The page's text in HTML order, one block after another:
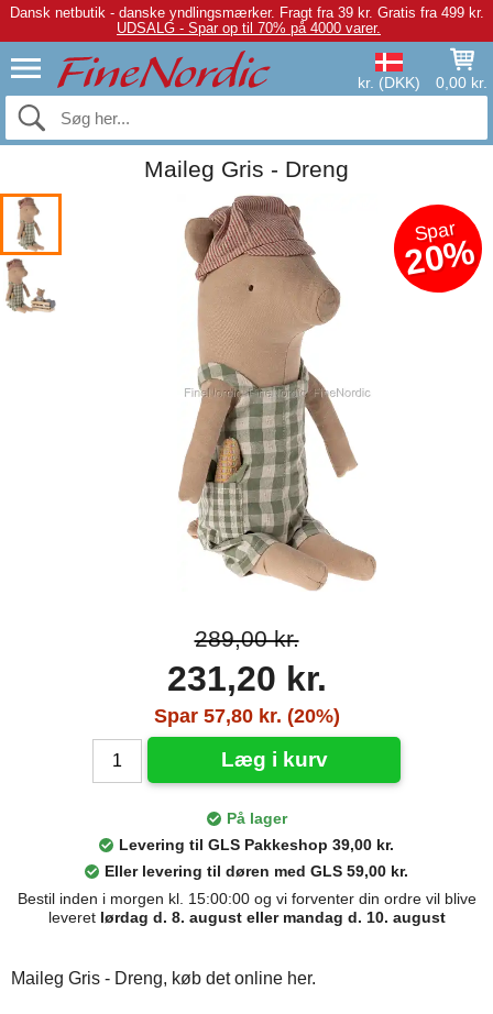
Dansk netbutik - danske yndlingsmærker. Fragt fra 39 kr. Gratis fra 499 kr.
UDSALG - Spar op til 70% på 4000 varer.
kr. (DKK) 0,00 kr.
Maileg Gris - Dreng
Spar
20%
289,00 kr.
231,20 kr.
Spar 57,80 kr. (20%)
Læg i kurv
På lager
Levering til GLS Pakkeshop 39,00 kr.
Eller levering til døren med GLS 59,00 kr.
Bestil inden i morgen kl. 15:00:00 og vi forventer din ordre vil blive
leveret lørdag d. 8. august eller mandag d. 10. august
Maileg Gris - Dreng, køb det online her.